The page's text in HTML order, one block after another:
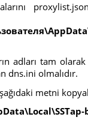
adları tam
dns.ini olmalıdır.
metni